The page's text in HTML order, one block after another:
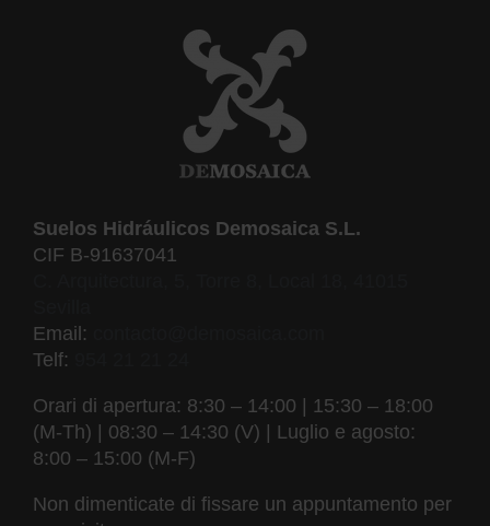
Suelos Hidráulicos Demosaica S.L.
CIF B-91637041
Email:
Telf:
Orari di apertura: 8:30 – 14:00 | 15:30 – 18:00
(M-Th) | 08:30 – 14:30 (V) | Luglio e agosto:
8:00 – 15:00 (M-F)
Non dimenticate di fissare un appuntamento per